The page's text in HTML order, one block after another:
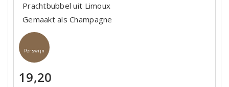
Prachtbubbel uit Limoux
Gemaakt als Champagne
Perswijn
19,20